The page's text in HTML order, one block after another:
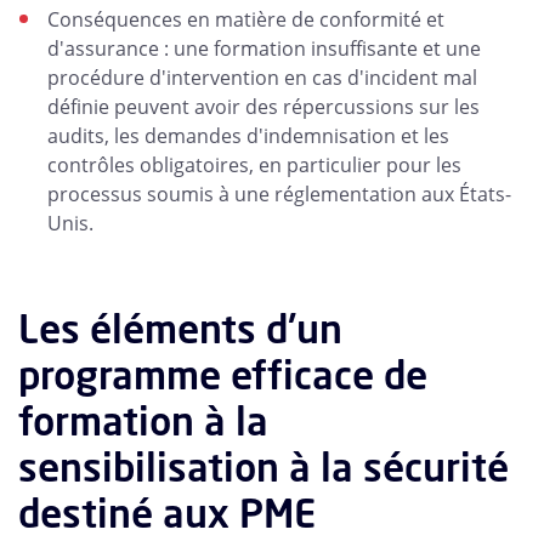
Conséquences en matière de conformité et
d'assurance : une formation insuffisante et une
procédure d'intervention en cas d'incident mal
définie peuvent avoir des répercussions sur les
audits, les demandes d'indemnisation et les
contrôles obligatoires, en particulier pour les
processus soumis à une réglementation aux États-
Unis.
Les éléments d'un
programme efficace de
formation à la
sensibilisation à la sécurité
destiné aux PME